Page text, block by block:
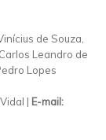
de Souza,
Leandro de
Lopes
| E-mail: